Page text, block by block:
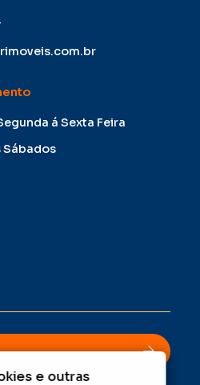
á Sexta Feira
Sábados
e outras